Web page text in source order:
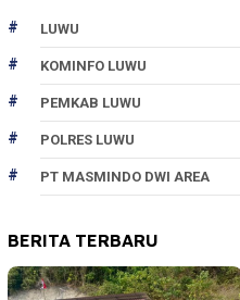
LUWU
KOMINFO LUWU
PEMKAB LUWU
POLRES LUWU
PT MASMINDO DWI AREA
BERITA TERBARU